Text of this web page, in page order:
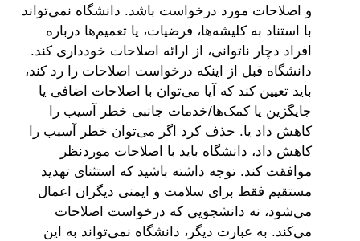
و اصلاحات مورد درخواست باشد. دانشگاه نمی‌تواند
با استناد به کلیشه‌ها، فرضیات، یا تعمیم‌ها درباره
افراد دچار ناتوانی، از ارائه اصلاحات خودداری کند.
دانشگاه قبل از اینکه درخواست اصلاحات را رد کند،
باید تعیین کند که آیا می‌توان با اصلاحات اضافی یا
جایگزین یا کمک‌ها/خدمات جانبی خطر آسیب را
کاهش داد یا. حذف کرد اگر می‌توان خطر آسیب را
کاهش داد، دانشگاه باید با اصلاحات موردنظر
موافقت کند. توجه داشته باشید که استثنای تهدید
مستقیم فقط برای سلامت و ایمنی دیگران اعمال
می‌شود، نه دانشجویی که درخواست اصلاحات
می‌کند. به عبارت دیگر، دانشگاه نمی‌تواند به این